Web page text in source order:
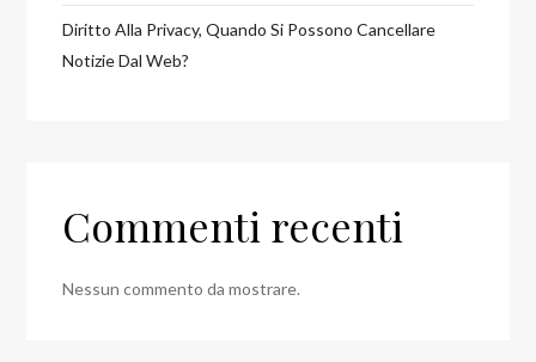
Diritto Alla Privacy, Quando Si Possono Cancellare
Notizie Dal Web?
Commenti recenti
Nessun commento da mostrare.